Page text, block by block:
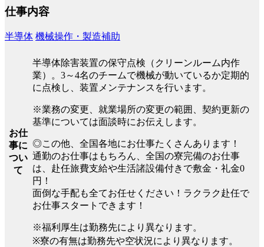
仕事内容
半導体 機械操作・製造補助
お仕
事に
つい
て
半導体除害装置の保守点検（クリーンルーム内作
業）。3～4名のチームで機械が動いているか定期的
に点検し、装置メンテナンスを行います。
※業務の変更、就業場所の変更の範囲、契約更新の
基準については面談時にお伝えします。
◎この他、全国各地にお仕事たくさんあります！
通勤のお仕事はもちろん、全国の寮完備のお仕事
は、赴任旅費支給や生活諸設備付きで敷金・礼金0
円！
面倒な手配も全てお任せください！ラクラク赴任で
お仕事スタートできます！
※福利厚生は勤務先により異なります。
※寮の有無は勤務先や空状況により異なります。